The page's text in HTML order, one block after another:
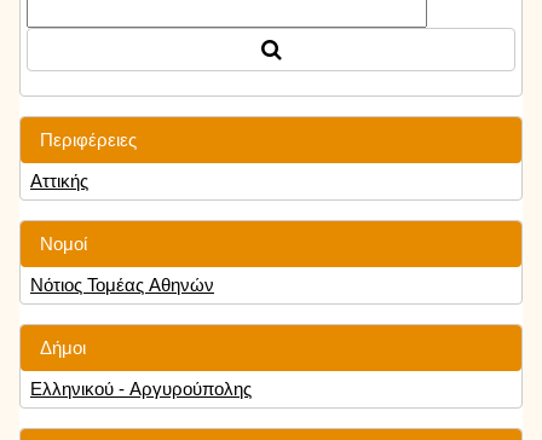
Περιφέρειες
Αττικής
Νομοί
Νότιος Τομέας Αθηνών
Δήμοι
Ελληνικού - Αργυρούπολης